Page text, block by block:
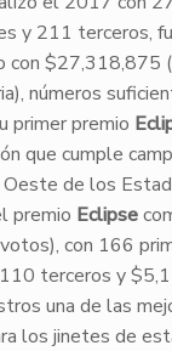
y 211 terceros,
con $27,318,875
números
primer premio
que cumple
de los
premio Eclipse
con 166
terceros y
una de las
los jinetes de